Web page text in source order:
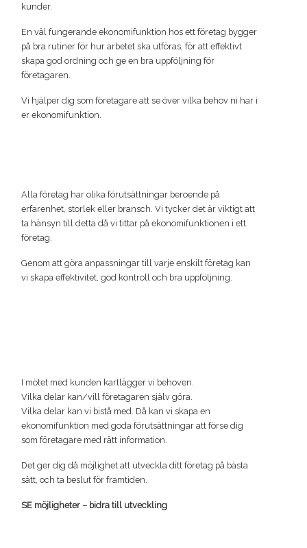
kunder.
En väl fungerande ekonomifunktion hos ett företag bygger
på bra rutiner för hur arbetet ska utföras, för att effektivt
skapa god ordning och ge en bra uppföljning för
företagaren.
Vi hjälper dig som företagare att se över vilka behov ni har i
er ekonomifunktion.
Alla företag har olika förutsättningar beroende på
erfarenhet, storlek eller bransch. Vi tycker det är viktigt att
ta hänsyn till detta då vi tittar på ekonomifunktionen i ett
företag.
Genom att göra anpassningar till varje enskilt företag kan
vi skapa effektivitet, god kontroll och bra uppföljning.
I mötet med kunden kartlägger vi behoven.
Vilka delar kan/vill företagaren själv göra.
Vilka delar kan vi bistå med. Då kan vi skapa en
ekonomifunktion med goda förutsättningar att förse dig
som företagare med rätt information.
Det ger dig då möjlighet att utveckla ditt företag på bästa
sätt, och ta beslut för framtiden.
SE möjligheter – bidra till utveckling